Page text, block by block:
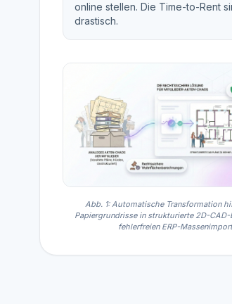
online stellen. Die Time-to-Rent
drastisch.
Abb. 1: Automatische Transformation
Papiergrundrisse in strukturierte 2D-CAD-
fehlerfreien ERP-